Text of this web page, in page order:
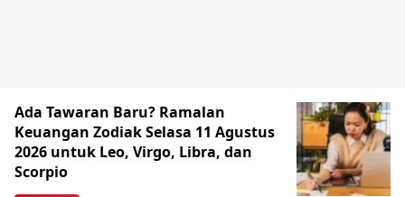
Ada Tawaran Baru? Ramalan
Keuangan Zodiak Selasa 11 Agustus
2026 untuk Leo, Virgo, Libra, dan
Scorpio